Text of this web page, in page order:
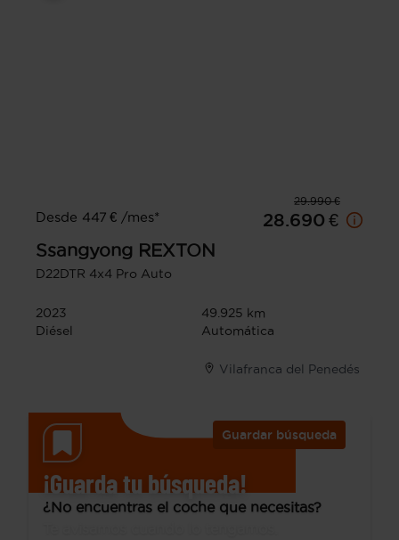
29.990 €
Desde 447 € /mes*
28.690 €
Ssangyong REXTON
D22DTR 4x4 Pro Auto
2023
49.925 km
Diésel
Automática
Vilafranca del Penedés
Guardar búsqueda
¡Guarda tu búsqueda!
¿No encuentras el coche que necesitas?